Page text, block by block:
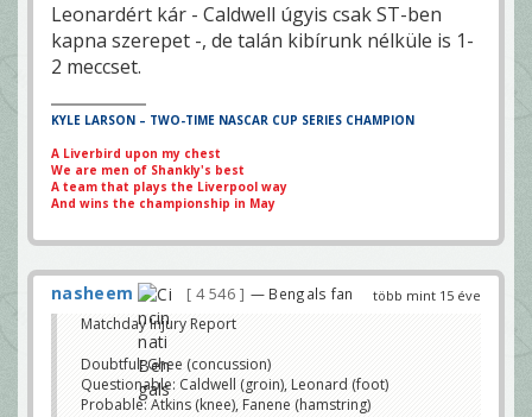
Leonardért kár - Caldwell úgyis csak ST-ben
kapna szerepet -, de talán kibírunk nélküle is 1-
2 meccset.
KYLE LARSON – TWO-TIME NASCAR CUP SERIES CHAMPION
A Liverbird upon my chest
We are men of Shankly's best
A team that plays the Liverpool way
And wins the championship in May
több mint 15 éve
nasheem 4 546 — Bengals fan
Matchday Injury Report
Doubtful: Ghee (concussion)
Questionable: Caldwell (groin), Leonard (foot)
Probable: Atkins (knee), Fanene (hamstring)